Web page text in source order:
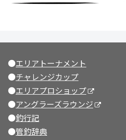
●エリアトーナメント
●チャレンジカップ
●エリアプロショップ
●アングラーズラウンジ
●釣行記
●管釣辞典